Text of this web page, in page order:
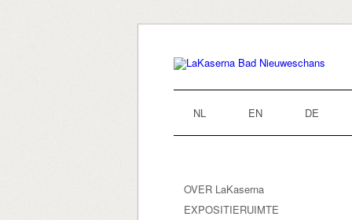
NL EN DE
OVER LaKaserna
EXPOSITIERUIMTE